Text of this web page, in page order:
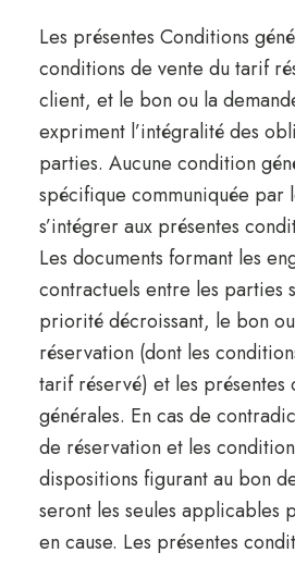
Les présentes Conditions
conditions de vente du tarif
client, et le bon ou la
expriment l’intégralité des
parties. Aucune condition
spécifique communiquée par
s’intégrer aux présentes
Les documents formant les
contractuels entre les parties
priorité décroissant, le bon
réservation (dont les
tarif réservé) et les présentes
générales. En cas de
de réservation et les
dispositions figurant au bon
seront les seules applicables
en cause. Les présentes